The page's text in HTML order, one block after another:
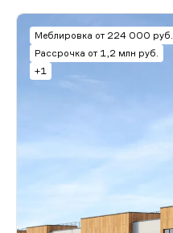
Меблировка от 224 000 руб.
Рассрочка от 1,2 млн руб.
+1